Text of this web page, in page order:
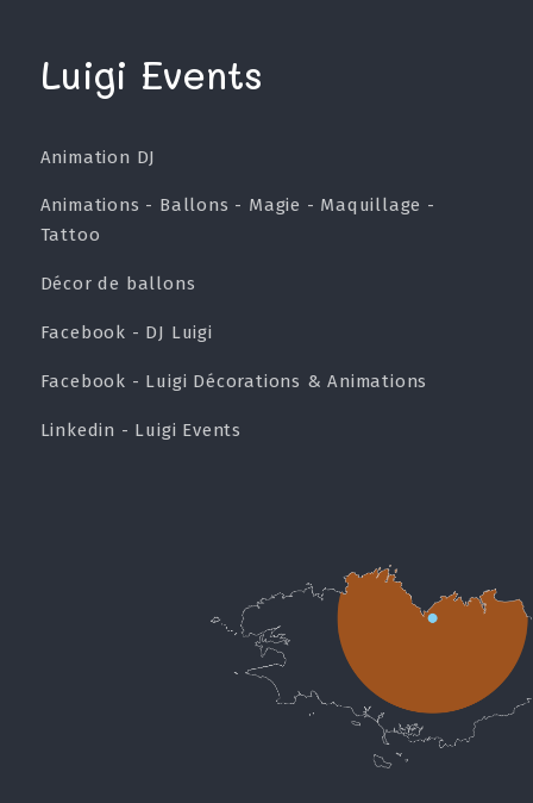
Luigi Events
Animation DJ
Animations - Ballons - Magie - Maquillage -
Tattoo
Décor de ballons
Facebook - DJ Luigi
Facebook - Luigi Décorations & Animations
Linkedin - Luigi Events